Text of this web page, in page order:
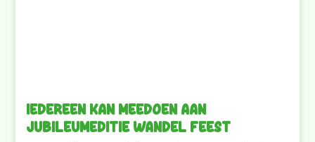
Iedereen kan meedoen aan
jubileumeditie Wandel Feest